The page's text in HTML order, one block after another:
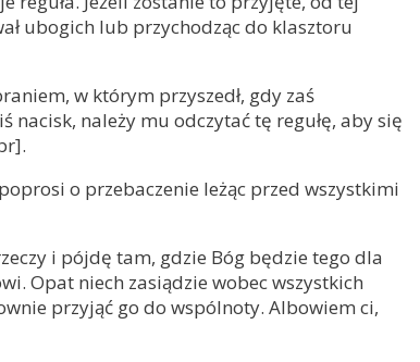
ubogich lub przychodząc do klasztoru
w którym przyszedł, gdy zaś
należy mu odczytać tę regułę, aby się
o przebaczenie leżąc przed wszystkimi
i pójdę tam, gdzie Bóg będzie tego dla
Opat niech zasiądzie wobec wszystkich
przyjąć go do wspólnoty. Albowiem ci,